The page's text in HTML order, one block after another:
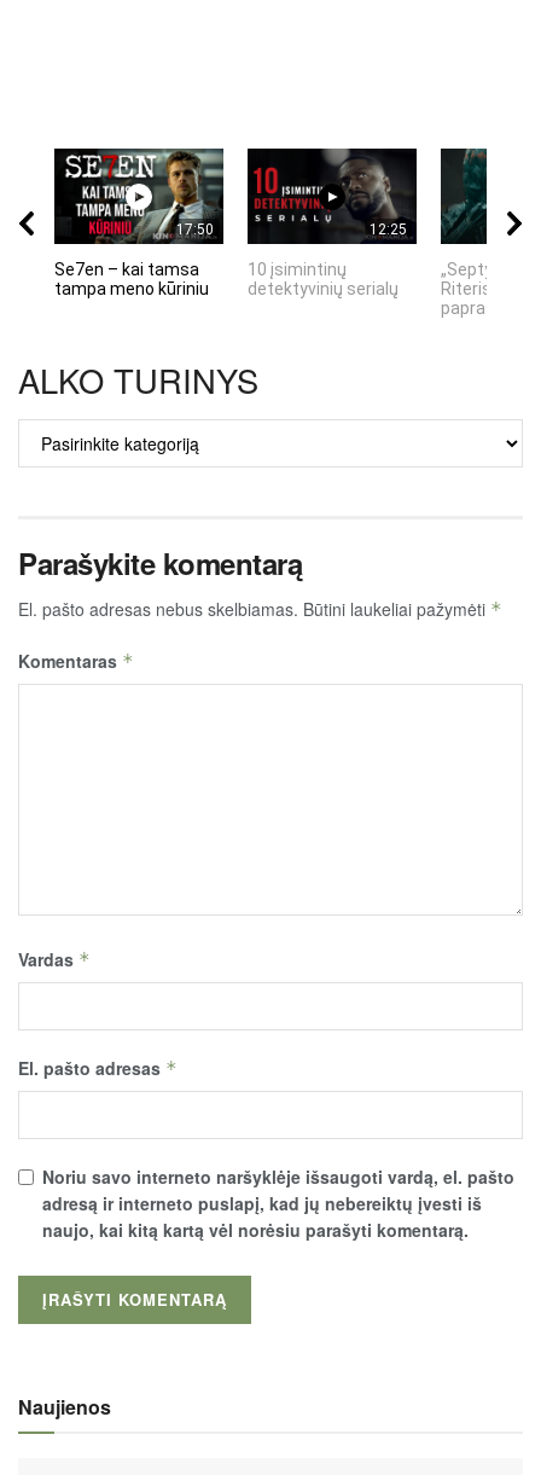
17:50
Se7en – kai tamsa
tampa meno kūriniu
12:25
10 įsimintinų
detektyvinių serialų
„Septynių
Riteris" – kai
ALKO TURINYS
TURINYS
Parašykite komentarą
El. pašto adresas nebus skelbiamas. Būtini laukeliai pažymėti *
Komentaras *
Vardas *
El. pašto adresas *
Noriu savo interneto naršyklėje išsaugoti vardą, el. pašto
adresą ir interneto puslapį, kad jų nebereiktų įvesti iš
naujo, kai kitą kartą vėl norėsiu parašyti komentarą.
Naujienos